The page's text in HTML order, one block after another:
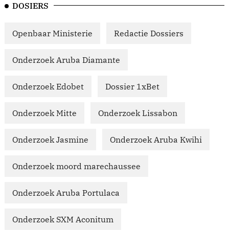
DOSIERS
Openbaar Ministerie Redactie Dossiers
Onderzoek Aruba Diamante
Onderzoek Edobet Dossier 1xBet
Onderzoek Mitte Onderzoek Lissabon
Onderzoek Jasmine Onderzoek Aruba Kwihi
Onderzoek moord marechaussee
Onderzoek Aruba Portulaca
Onderzoek SXM Aconitum